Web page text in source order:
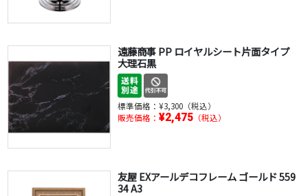
遠藤商事 PP ロイヤルシート片面タイプ
大理石黒
標準価格： ¥3,300（税込）
販売価格： ¥2,475（税込）
友屋 EXアールデコフレーム ゴールド 559
34 A3